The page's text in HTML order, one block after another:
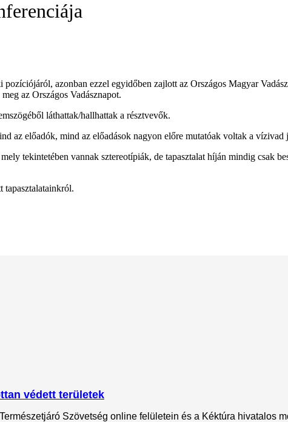
azonban ezzel egyidőben zajlott az Országos Magyar
az Országos Vadásznapot.
láthattak/hallhattak a résztvevők.
az előadók, mind az előadások nagyon előre mutatóak voltak a vízivad
tekintetében vannak sztereotípiák, de tapasztalat híján mindig csak
védett területek
Szövetség online felületein és a Kéktúra hivatalos